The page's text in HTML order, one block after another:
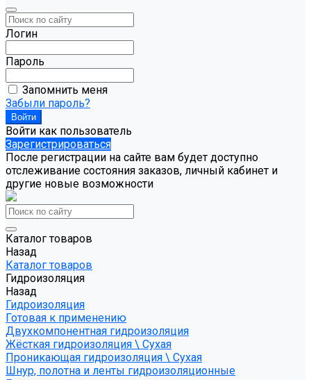
Логин
Пароль
Запомнить меня
Забыли пароль?
Войти как пользователь
Зарегистрироваться
После регистрации на сайте вам будет доступно
отслеживание состояния заказов, личный кабинет и
другие новые возможности
Каталог товаров
Назад
Каталог товаров
Гидроизоляция
Назад
Гидроизоляция
Готовая к применению
Двухкомпонентная гидроизоляция
Жёсткая гидроизоляция \ Сухая
Проникающая гидроизоляция \ Сухая
Шнур, полотна и ленты гидроизоляционные